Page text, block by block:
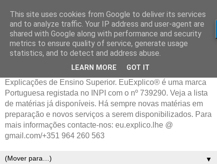
Explicações de Ensino Superior. EuExplico® é uma marca
Portuguesa registada no INPI com o nº 739290. Veja a lista
de matérias já disponíveis. Há sempre novas matérias em
preparação e novos serviços a serem disponibilizados. Para
mais informações contacte-nos: eu.explico.lhe @
gmail.com/+351 964 260 563
▼
This site uses cookies from Google to deliver its services
and to analyze traffic. Your IP address and user-agent are
shared with Google along with performance and security
metrics to ensure quality of service, generate usage
statistics, and to detect and address abuse.
LEARN MORE GOT IT